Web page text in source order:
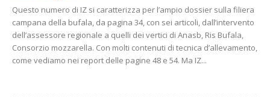
Questo numero di IZ si caratterizza per l’ampio dossier sulla filiera
campana della bufala, da pagina 34, con sei articoli, dall’intervento
dell’assessore regionale a quelli dei vertici di Anasb, Ris Bufala,
Consorzio mozzarella. Con molti contenuti di tecnica d’allevamento,
come vediamo nei report delle pagine 48 e 54. Ma IZ...